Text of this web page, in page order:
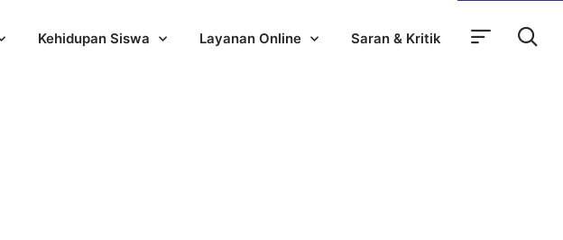
Kehidupan Siswa Layanan Online Saran & Kritik